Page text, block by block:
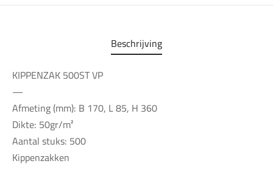
Beschrijving
KIPPENZAK 500ST VP
—
Afmeting (mm): B 170, L 85, H 360
Dikte: 50gr/m²
Aantal stuks: 500
Kippenzakken